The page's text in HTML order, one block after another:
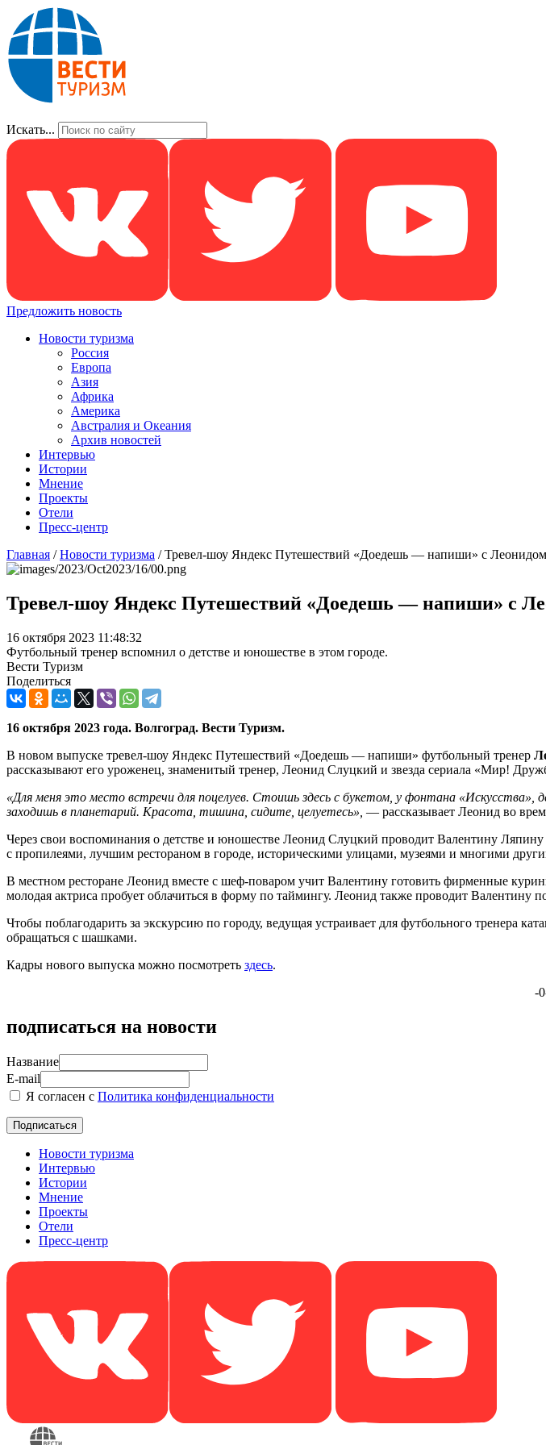
Искать...
Предложить новость
Новости туризма
Россия
Европа
Азия
Африка
Америка
Австралия и Океания
Архив новостей
Интервью
Истории
Мнение
Проекты
Отели
Пресс-центр
Главная /Новости туризма /Тревел-шоу Яндекс Путешествий «Доедешь — напиши» с
Тревел-шоу Яндекс Путешествий «Доедешь — напиши» с
16 октября 2023 11:48:32
Футбольный тренер вспомнил о детстве и юношестве в этом городе.
Вести Туризм
Поделиться
16 октября 2023 года. Волгоград. Вести Туризм.
В новом выпуске тревел-шоу Яндекс Путешествий «Доедешь — напиши» футбольный тренер
рассказывают его уроженец, знаменитый тренер, Леонид Слуцкий и звезда сериала «Мир!
«Для меня это место встречи для поцелуев. Стоишь здесь с букетом, у фонтана «Искусства»,
заходишь в планетарий. Красота, тишина, сидите, целуетесь», — рассказывает Леонид во
Через свои воспоминания о детстве и юношестве Леонид Слуцкий проводит Валентину
с пропилеями, лучшим рестораном в городе, историческими улицами, музеями и многими
В местном ресторане Леонид вместе с шеф-поваром учит Валентину готовить фирменные
молодая актриса пробует облачиться в форму по таймингу. Леонид также проводит Валентину
Чтобы поблагодарить за экскурсию по городу, ведущая устраивает для футбольного тренера
обращаться с шашками.
Кадры нового выпуска можно посмотреть здесь.
-
подписаться на новости
Название
E-mail
Я согласен с Политика конфиденциальности
Новости туризма
Интервью
Истории
Мнение
Проекты
Отели
Пресс-центр